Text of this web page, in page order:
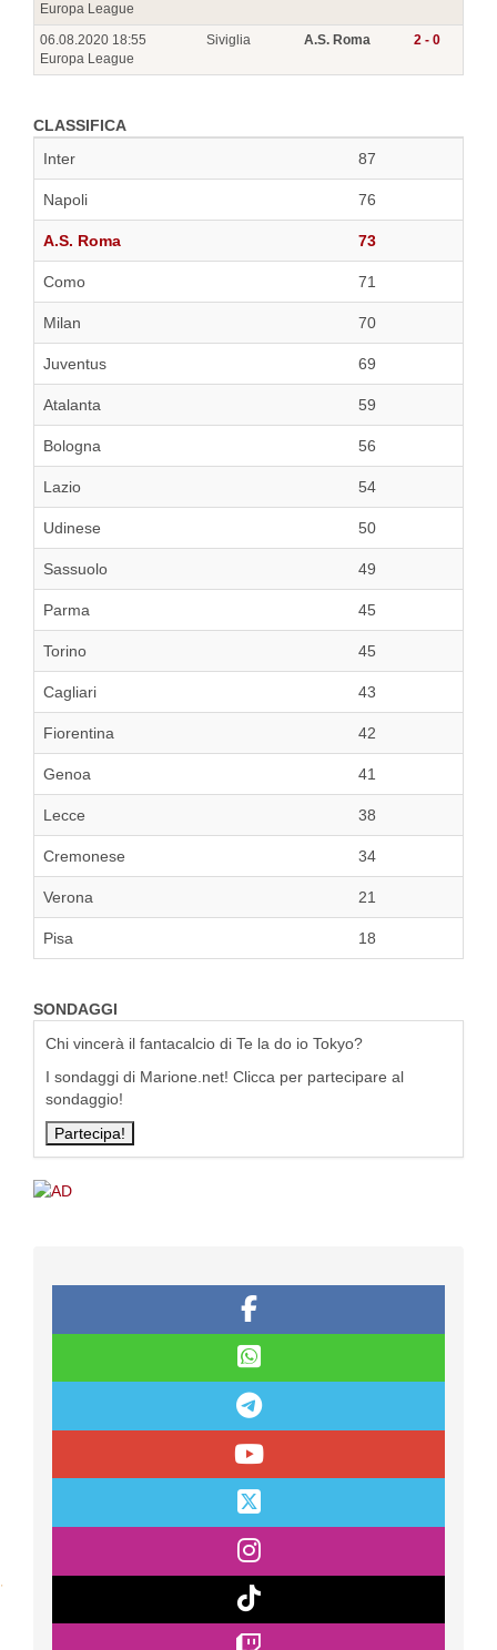
Europa League
06.08.2020 18:55
Europa League
Siviglia A.S. Roma 2 - 0
CLASSIFICA
Inter
87
Napoli 76
A.S. Roma 73
Como 71
Milan 70
Juventus 69
Atalanta 59
Bologna 56
Lazio 54
Udinese 50
Sassuolo 49
Parma 45
Torino 45
Cagliari 43
Fiorentina 42
Genoa 41
Lecce 38
Cremonese 34
Verona 21
Pisa 18
SONDAGGI
Chi vincerà il fantacalcio di Te la do io Tokyo?
I sondaggi di Marione.net! Clicca per partecipare al
sondaggio!